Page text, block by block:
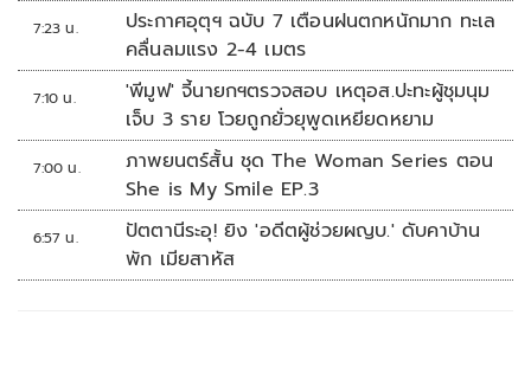
7:23 น.
ประกาศอุตุฯ ฉบับ 7 เตือนฝนตกหนักมาก ทะเล
คลื่นลมแรง 2-4 เมตร
7:10 น.
'พีมูฟ' จี้นายกฯตรวจสอบ เหตุอส.ปะทะผู้ชุมนุม
เจ็บ 3 ราย โวยถูกยั่วยุพูดเหยียดหยาม
7:00 น.
ภาพยนตร์สั้น ชุด The Woman Series ตอน
She is My Smile EP.3
6:57 น.
ปัตตานีระอุ! ยิง 'อดีตผู้ช่วยผญบ.' ดับคาบ้าน
พัก เมียสาหัส